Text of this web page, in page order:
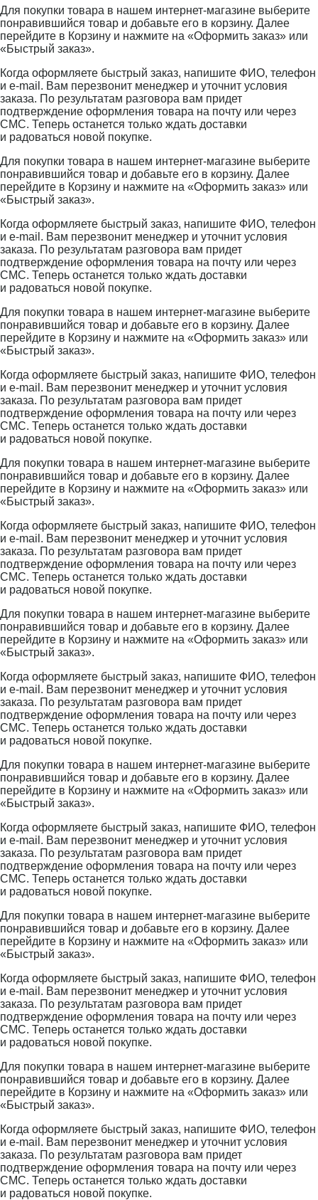
Для покупки товара в нашем интернет-магазине выберите
понравившийся товар и добавьте его в корзину. Далее
перейдите в Корзину и нажмите на «Оформить заказ» или
«Быстрый заказ».
Когда оформляете быстрый заказ, напишите ФИО, телефон
и e-mail. Вам перезвонит менеджер и уточнит условия
заказа. По результатам разговора вам придет
подтверждение оформления товара на почту или через
СМС. Теперь останется только ждать доставки
и радоваться новой покупке.
Для покупки товара в нашем интернет-магазине выберите
понравившийся товар и добавьте его в корзину. Далее
перейдите в Корзину и нажмите на «Оформить заказ» или
«Быстрый заказ».
Когда оформляете быстрый заказ, напишите ФИО, телефон
и e-mail. Вам перезвонит менеджер и уточнит условия
заказа. По результатам разговора вам придет
подтверждение оформления товара на почту или через
СМС. Теперь останется только ждать доставки
и радоваться новой покупке.
Для покупки товара в нашем интернет-магазине выберите
понравившийся товар и добавьте его в корзину. Далее
перейдите в Корзину и нажмите на «Оформить заказ» или
«Быстрый заказ».
Когда оформляете быстрый заказ, напишите ФИО, телефон
и e-mail. Вам перезвонит менеджер и уточнит условия
заказа. По результатам разговора вам придет
подтверждение оформления товара на почту или через
СМС. Теперь останется только ждать доставки
и радоваться новой покупке.
Для покупки товара в нашем интернет-магазине выберите
понравившийся товар и добавьте его в корзину. Далее
перейдите в Корзину и нажмите на «Оформить заказ» или
«Быстрый заказ».
Когда оформляете быстрый заказ, напишите ФИО, телефон
и e-mail. Вам перезвонит менеджер и уточнит условия
заказа. По результатам разговора вам придет
подтверждение оформления товара на почту или через
СМС. Теперь останется только ждать доставки
и радоваться новой покупке.
Для покупки товара в нашем интернет-магазине выберите
понравившийся товар и добавьте его в корзину. Далее
перейдите в Корзину и нажмите на «Оформить заказ» или
«Быстрый заказ».
Когда оформляете быстрый заказ, напишите ФИО, телефон
и e-mail. Вам перезвонит менеджер и уточнит условия
заказа. По результатам разговора вам придет
подтверждение оформления товара на почту или через
СМС. Теперь останется только ждать доставки
и радоваться новой покупке.
Для покупки товара в нашем интернет-магазине выберите
понравившийся товар и добавьте его в корзину. Далее
перейдите в Корзину и нажмите на «Оформить заказ» или
«Быстрый заказ».
Когда оформляете быстрый заказ, напишите ФИО, телефон
и e-mail. Вам перезвонит менеджер и уточнит условия
заказа. По результатам разговора вам придет
подтверждение оформления товара на почту или через
СМС. Теперь останется только ждать доставки
и радоваться новой покупке.
Для покупки товара в нашем интернет-магазине выберите
понравившийся товар и добавьте его в корзину. Далее
перейдите в Корзину и нажмите на «Оформить заказ» или
«Быстрый заказ».
Когда оформляете быстрый заказ, напишите ФИО, телефон
и e-mail. Вам перезвонит менеджер и уточнит условия
заказа. По результатам разговора вам придет
подтверждение оформления товара на почту или через
СМС. Теперь останется только ждать доставки
и радоваться новой покупке.
Для покупки товара в нашем интернет-магазине выберите
понравившийся товар и добавьте его в корзину. Далее
перейдите в Корзину и нажмите на «Оформить заказ» или
«Быстрый заказ».
Когда оформляете быстрый заказ, напишите ФИО, телефон
и e-mail. Вам перезвонит менеджер и уточнит условия
заказа. По результатам разговора вам придет
подтверждение оформления товара на почту или через
СМС. Теперь останется только ждать доставки
и радоваться новой покупке.